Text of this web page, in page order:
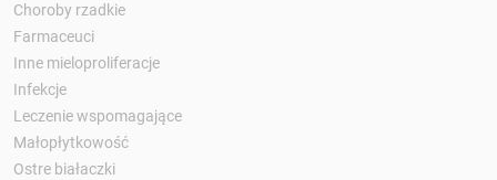
Choroby rzadkie
Farmaceuci
Inne mieloproliferacje
Infekcje
Leczenie wspomagające
Małopłytkowość
Ostre białaczki